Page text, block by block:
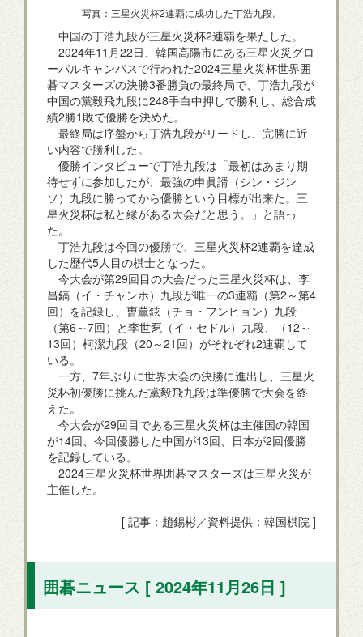
写真：三星火災杯2連覇に成功した丁浩九段。
中国の丁浩九段が三星火災杯2連覇を果たした。
2024年11月22日、韓国高陽市にある三星火災グロ
ーバルキャンパスで行われた2024三星火災杯世界囲
碁マスターズの決勝3番勝負の最終局で、丁浩九段が
中国の黨毅飛九段に248手白中押しで勝利し、総合成
績2勝1敗で優勝を決めた。
最終局は序盤から丁浩九段がリードし、完勝に近
い内容で勝利した。
優勝インタビューで丁浩九段は「最初はあまり期
待せずに参加したが、最強の申眞諝（シン・ジン
ソ）九段に勝ってから優勝という目標が出来た。三
星火災杯は私と縁がある大会だと思う。」と語っ
た。
丁浩九段は今回の優勝で、三星火災杯2連覇を達成
した歴代5人目の棋士となった。
今大会が第29回目の大会だった三星火災杯は、李
昌鎬（イ・チャンホ）九段が唯一の3連覇（第2～第4
回）を記録し、曺薰鉉（チョ・フンヒョン）九段
（第6～7回）と李世乭（イ・セドル）九段、（12～
13回）柯潔九段（20～21回）がそれぞれ2連覇して
いる。
一方、7年ぶりに世界大会の決勝に進出し、三星火
災杯初優勝に挑んだ黨毅飛九段は準優勝で大会を終
えた。
今大会が29回目である三星火災杯は主催国の韓国
が14回、今回優勝した中国が13回、日本が2回優勝
を記録している。
2024三星火災杯世界囲碁マスターズは三星火災が
主催した。
[ 記事：趙錫彬／資料提供：韓国棋院 ]
囲碁ニュース [ 2024年11月26日 ]